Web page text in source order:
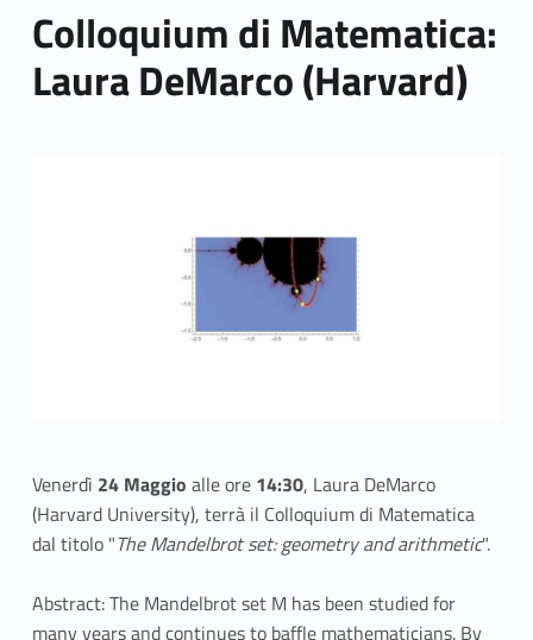
Colloquium di Matematica:
Laura DeMarco (Harvard)
Venerdì 24 Maggio alle ore 14:30, Laura DeMarco
(Harvard University), terrà il Colloquium di Matematica
dal titolo "The Mandelbrot set: geometry and arithmetic".
Abstract: The Mandelbrot set M has been studied for
many years and continues to baffle mathematicians. By